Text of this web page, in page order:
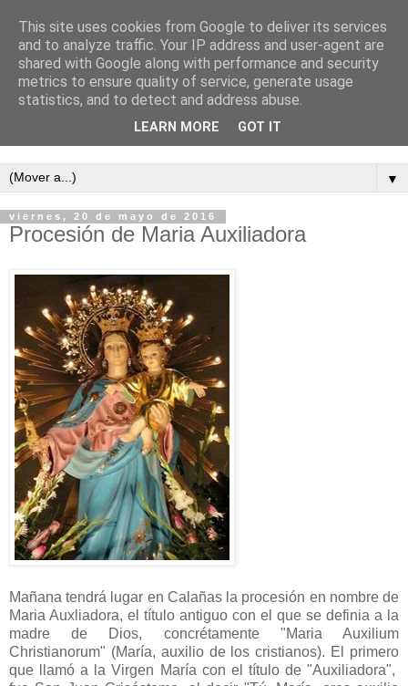
Semanario independiente de Calañas
▼
viernes, 20 de mayo de 2016
Procesión de Maria Auxiliadora
Mañana tendrá lugar en Calañas la procesión en nombre de
Maria Auxliadora, el título antiguo con el que se definia a la
madre de Dios, concrétamente "Maria Auxilium
Christianorum" (María, auxilio de los cristianos). El primero
que llamó a la Virgen María con el título de "Auxiliadora",
This site uses cookies from Google to deliver its services
and to analyze traffic. Your IP address and user-agent are
shared with Google along with performance and security
metrics to ensure quality of service, generate usage
statistics, and to detect and address abuse.
LEARN MORE GOT IT